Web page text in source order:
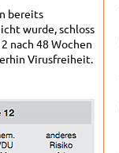
bereits
wurde, schloss
nach 48 Wochen
Virusfreiheit.